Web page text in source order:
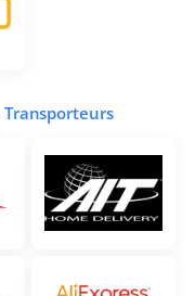
Transporteurs